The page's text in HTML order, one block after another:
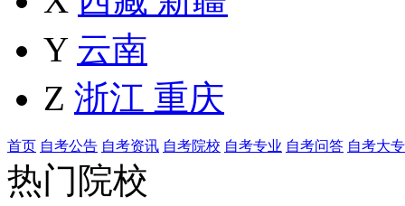
Y 云南
Z 浙江 重庆
首页 自考公告 自考资讯 自考院校 自考专业 自考问答 自考大专
热门院校